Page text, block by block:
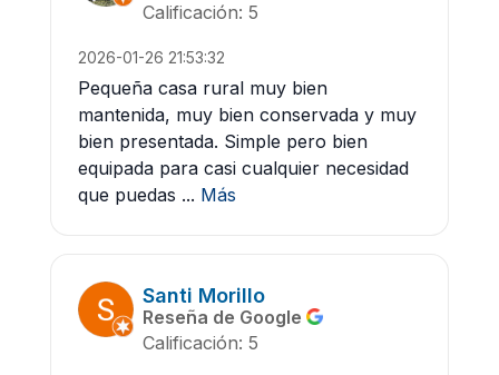
Calificación: 5
2026-01-26 21:53:32
Pequeña casa rural muy bien
mantenida, muy bien conservada y muy
bien presentada. Simple pero bien
equipada para casi cualquier necesidad
que puedas ... Más
Santi Morillo
Reseña de Google
Calificación: 5